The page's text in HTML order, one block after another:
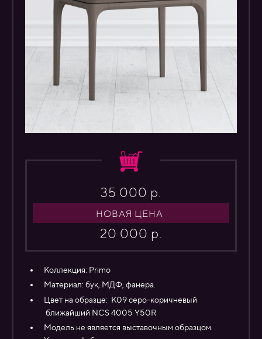
35 000 р.
НОВАЯ ЦЕНА
20 000 р.
Коллекция: Primo
Материал: бук, МДФ, фанера.
Цвет на образце: К09 серо-коричневый
ближайший NCS 4005 Y50R
Модель не является выставочным образцом.